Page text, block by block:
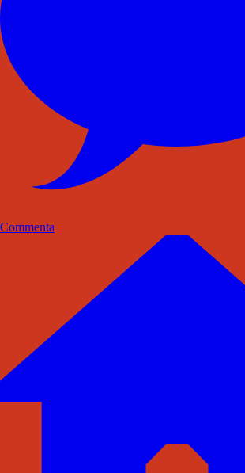
Commenta